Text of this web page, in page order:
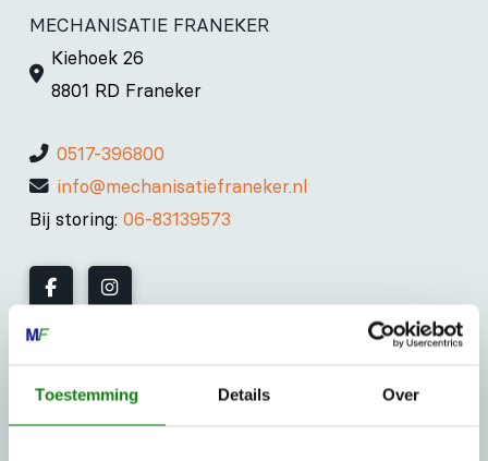
Toestemming Details Over
MECHANISATIE FRANEKER
Kiehoek 26
8801 RD Franeker
0517-396800
info@mechanisatiefraneker.nl
Bij storing: 06-83139573